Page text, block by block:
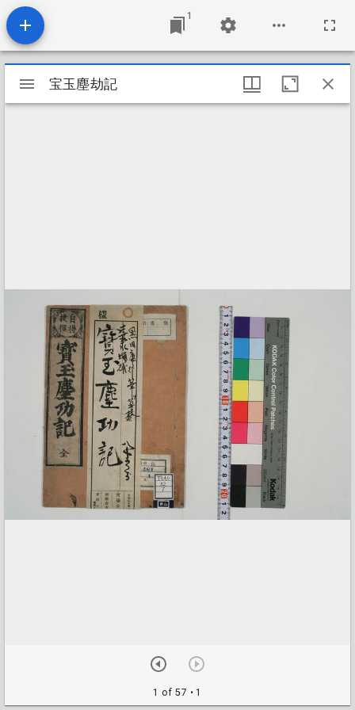
1
Mirador
ビ
宝玉塵劫記
1 of 57 • 1
宝玉塵劫記